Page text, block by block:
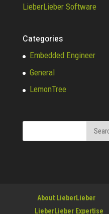
LieberLieber Software
Categories
Embedded Engineer
General
LemonTree
About LieberLieber
LieberLieber Expertise